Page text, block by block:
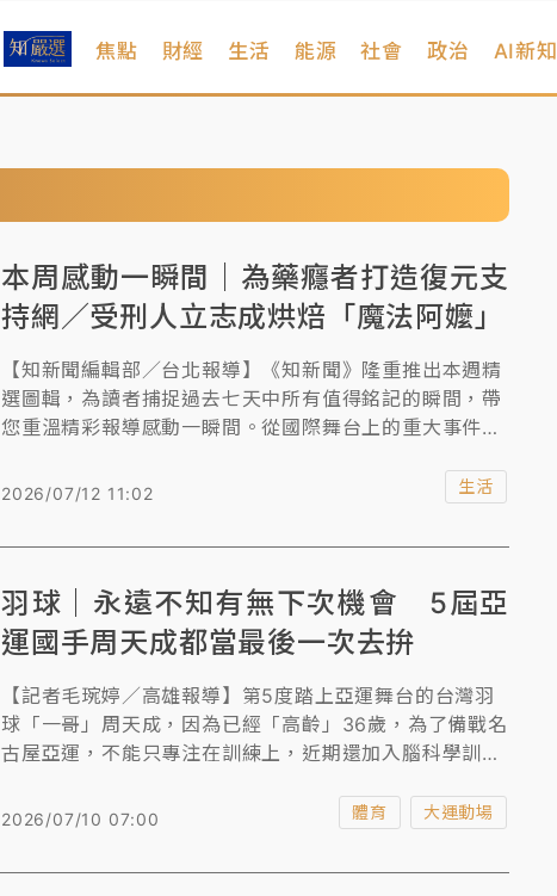
焦點 財經 生活 能源 社會 政治 AI新知
本周感動一瞬間｜為藥癮者打造復元支
持網／受刑人立志成烘焙「魔法阿嬤」
【知新聞編輯部／台北報導】《知新聞》隆重推出本週精
選圖輯，為讀者捕捉過去七天中所有值得銘記的瞬間，帶
您重溫精彩報導感動一瞬間。從國際舞台上的重大事件，
著不為人知的故事，呈現最真實的社會脈動。
2026/07/12 11:02 生活
羽球｜永遠不知有無下次機會 5屆亞
運國手周天成都當最後一次去拚
【記者毛琬婷／高雄報導】第5度踏上亞運舞台的台灣羽
球「一哥」周天成，因為已經「高齡」36歲，為了備戰名
古屋亞運，不能只專注在訓練上，近期還加入腦科學訓
延續紀錄，「永遠不知道會不會有下一次，每一次都會當
2026/07/10 07:00 體育 大運動場